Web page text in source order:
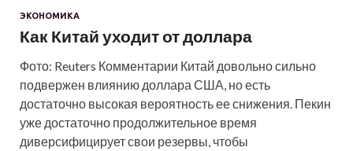
ЭКОНОМИКА
Как Китай уходит от доллара
Фото: Reuters Комментарии Китай довольно сильно
подвержен влиянию доллара США, но есть
достаточно высокая вероятность ее снижения. Пекин
уже достаточно продолжительное время
диверсифицирует свои резервы, чтобы